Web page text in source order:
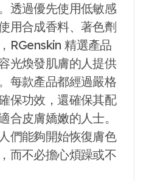
透過優先使用低敏感
用合成香料、著色劑
RGenskin 精選產品
光煥發肌膚的人提供
每款產品都經過嚴格
保功效，還確保其配
合皮膚嬌嫩的人士。
們能夠開始恢復膚色
而不必擔心煩躁或不